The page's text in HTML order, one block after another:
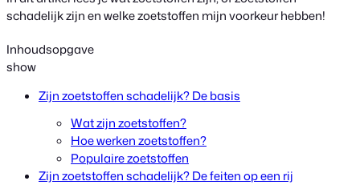
schadelijk zijn en welke zoetstoffen mijn voorkeur hebben!
Inhoudsopgave
show
Zijn zoetstoffen schadelijk? De basis
Wat zijn zoetstoffen?
Hoe werken zoetstoffen?
Populaire zoetstoffen
Zijn zoetstoffen schadelijk? De feiten op een rij